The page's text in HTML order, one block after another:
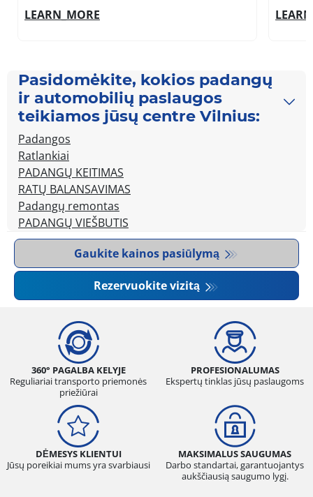
LEARN_MORE
Pasidomėkite, kokios padangų
ir automobilių paslaugos
teikiamos jūsų centre Vilnius:
Padangos
Ratlankiai
PADANGŲ KEITIMAS
RATŲ BALANSAVIMAS
Padangų remontas
PADANGŲ VIEŠBUTIS
Gaukite kainos pasiūlymą
Rezervuokite vizitą
360° PAGALBA KELYJE
Reguliariai transporto priemonės
priežiūrai
PROFESIONALUMAS
Ekspertų tinklas jūsų paslaugoms
DĖMESYS KLIENTUI
Jūsų poreikiai mums yra svarbiausi
MAKSIMALUS SAUGUMAS
Darbo standartai, garantuojantys
aukščiausią saugumo lygį.